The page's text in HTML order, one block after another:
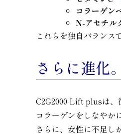
コラーゲン
N-アセチル
これらを独自バランス
さらに進化
C2G2000 Lift plusは、
コラーゲンをしなやか
さらに、女性に不足し